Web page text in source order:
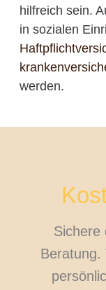
hilfreich sein.
in sozialen
werden.
Sichere
Beratung.